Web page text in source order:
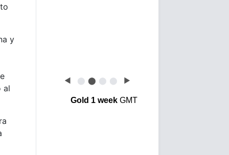
y
al
◀ ⬤ ⬤ ⬤ ⬤ ▶
Gold 1 weekGMT